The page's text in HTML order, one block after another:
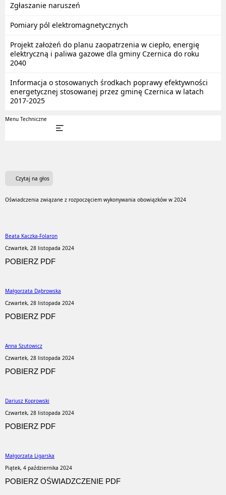
Zgłaszanie naruszeń
Pomiary pól elektromagnetycznych
Projekt założeń do planu zaopatrzenia w ciepło, energię
elektryczną i paliwa gazowe dla gminy Czernica do roku
2040
Informacja o stosowanych środkach poprawy efektywności
energetycznej stosowanej przez gminę Czernica w latach
2017-2025
Menu Techniczne
Czytaj na głos
Oświadczenia związane z rozpoczęciem wykonywania obowiązków w 2024
Beata Kaczka-Folaron
Czwartek, 28 listopada 2024
POBIERZ PDF
Małgorzata Dąbrowska
Czwartek, 28 listopada 2024
POBIERZ PDF
Anna Szutowicz
Czwartek, 28 listopada 2024
POBIERZ PDF
Dariusz Koprowski
Czwartek, 28 listopada 2024
POBIERZ PDF
Małgorzata Ligarska
Piątek, 4 października 2024
POBIERZ OŚWIADZCZENIE PDF